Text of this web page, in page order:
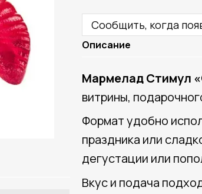
Сообщить, когда
Описание
Мармелад Стимул
витрины,
Формат удобно
праздника или
дегустации или
Вкус и подача